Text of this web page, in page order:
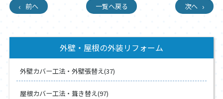
前へ 一覧へ戻る 次へ
外壁・屋根の外装リフォーム
外壁カバー工法・外壁張替え(37)
屋根カバー工法・葺き替え(97)